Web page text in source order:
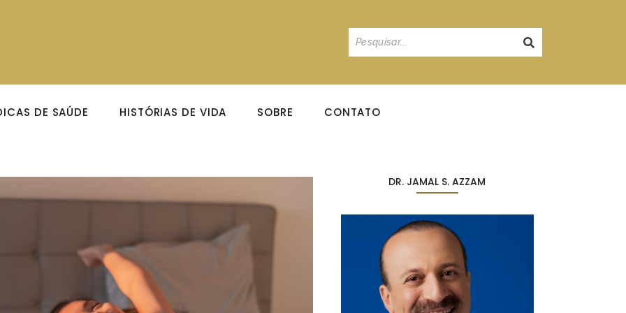
DE SAÚDE HISTÓRIAS DE VIDA SOBRE CONTATO
DR. JAMAL S. AZZAM